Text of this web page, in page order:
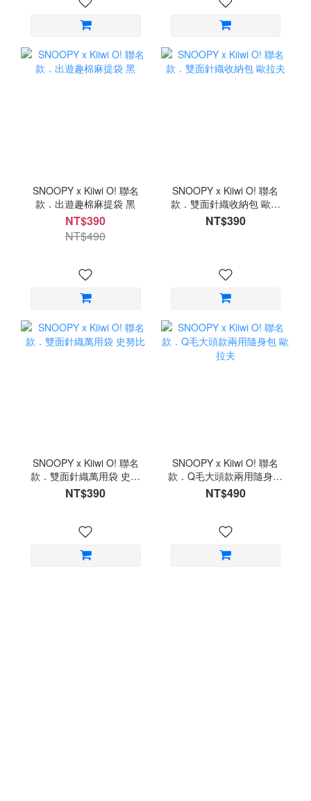
SNOOPY x Kiiwi O! 聯名
款．出遊趣棉麻提袋 黑
NT$390
NT$490
SNOOPY x Kiiwi O! 聯名
款．雙面針織收納包 歐拉
夫
NT$390
SNOOPY x Kiiwi O! 聯名
款．雙面針織萬用袋 史努
比
NT$390
SNOOPY x Kiiwi O! 聯名
款．Q毛大頭款兩用隨身包
歐拉夫
NT$490